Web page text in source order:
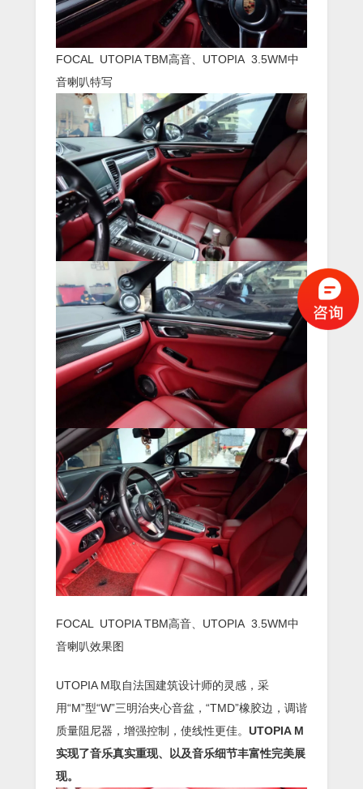
FOCAL UTOPIA TBM高音、UTOPIA 3.5WM中
音喇叭特写
FOCAL UTOPIA TBM高音、UTOPIA 3.5WM中
音喇叭效果图
UTOPIA M取自法国建筑设计师的灵感，采
用“M”型“W”三明治夹心音盆，“TMD”橡胶边，调谐
质量阻尼器，增强控制，使线性更佳。 UTOPIA M
实现了音乐真实重现、以及音乐细节丰富性完美展
现。